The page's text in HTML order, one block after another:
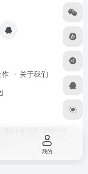
关于我们
我的